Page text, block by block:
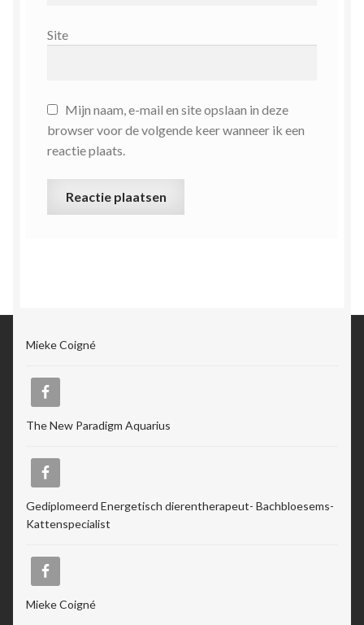
Site
Mijn naam, e-mail en site opslaan in deze
browser voor de volgende keer wanneer ik een
reactie plaats.
Mieke Coigné
The New Paradigm Aquarius
Gediplomeerd Energetisch dierentherapeut- Bachbloesems-
Kattenspecialist
Mieke Coigné